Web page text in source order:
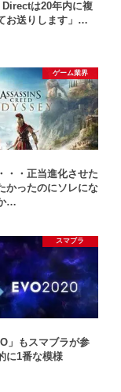
Directは20年内に複
お送りします」…
ゲーム業界
・・正当進化させた
かったのにソレにな
…
スマブラ
」もスマブラが参
に1番な模様